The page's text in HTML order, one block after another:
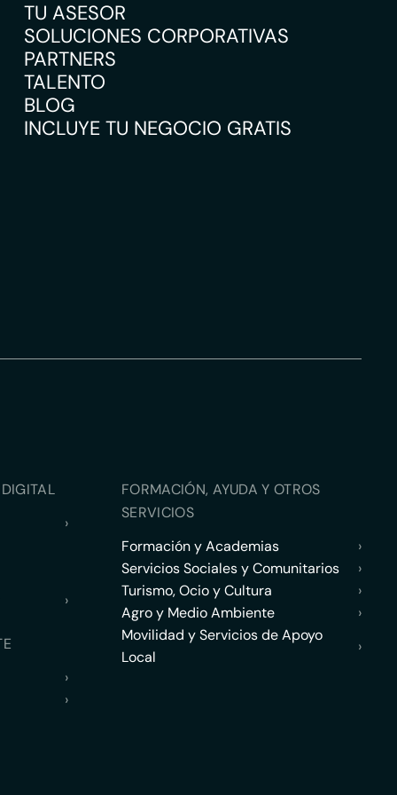
TU ASESOR
SOLUCIONES CORPORATIVAS
PARTNERS
TALENTO
BLOG
INCLUYE TU NEGOCIO GRATIS
›
›
›
›
FORMACIÓN, AYUDA Y OTROS
SERVICIOS
Formación y Academias
›
Servicios Sociales y Comunitarios
›
Turismo, Ocio y Cultura
›
Agro y Medio Ambiente
›
Movilidad y Servicios de Apoyo
Local
›